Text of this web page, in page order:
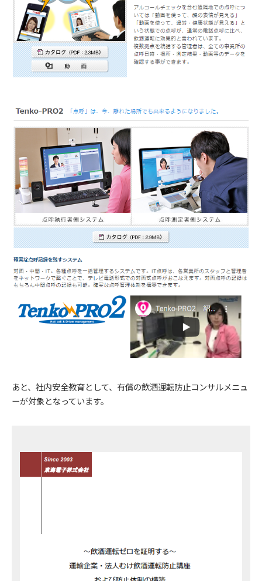
あと、社内安全教育として、有償の飲酒運転防止コンサルメニュ
ーが対象となっています。